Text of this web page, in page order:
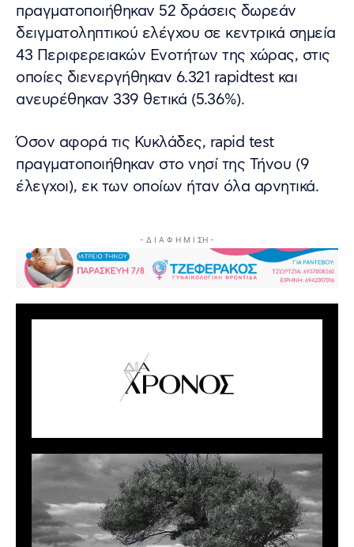
πραγματοποιήθηκαν 52 δράσεις δωρεάν
δειγματοληπτικού ελέγχου σε κεντρικά σημεία
43 Περιφερειακών Ενοτήτων της χώρας, στις
οποίες διενεργήθηκαν 6.321 rapidtest και
ανευρέθηκαν 339 θετικά (5.36%).
Όσον αφορά τις Κυκλάδες, rapid test
πραγματοποιήθηκαν στο νησί της Τήνου (9
έλεγχοι), εκ των οποίων ήταν όλα αρνητικά.
- Δ Ι Α Φ Η Μ Ι ΣΗ -